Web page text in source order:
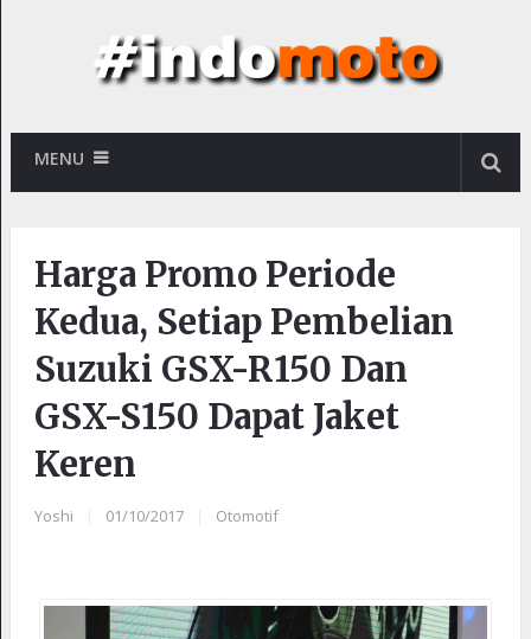
MENU
Harga Promo Periode
Kedua, Setiap Pembelian
Suzuki GSX-R150 Dan
GSX-S150 Dapat Jaket
Keren
Yoshi 01/10/2017 Otomotif